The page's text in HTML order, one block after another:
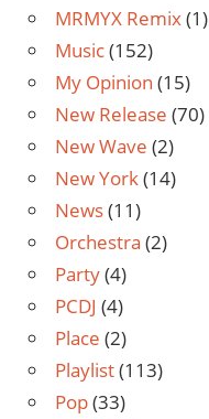
MRMYX Remix(1)
Music(152)
My Opinion (15)
New Release (70)
New Wave (2)
New York(14)
News(11)
Orchestra (2)
Party(4)
PCDJ (4)
Place (2)
Playlist(113)
Pop(33)